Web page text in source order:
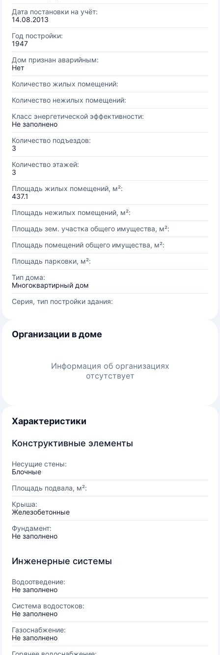
Дата постановки на учёт:
14.08.2013
Год постройки:
1947
Дом признан аварийным:
Нет
Количество жилых помещений:
Количество нежилых помещений:
Класс энергетической эффективности:
Не заполнено
Количество подъездов:
3
Количество этажей:
3
Площадь жилых помещений, м²:
437.1
Площадь нежилых помещений, м²:
Площадь зем. участка общего имущества, м²:
Площадь помещений общего имущества, м²:
Площадь парковки, м²:
Тип дома:
Многоквартирный дом
Серия, тип постройки здания:
Организации в доме
Информация об организациях
отсутствует
Характеристики
Конструктивные элементы
Несущие стены:
Блочные
Площадь подвала, м²:
Крыша:
Железобетонные
Фундамент:
Не заполнено
Инженерные системы
Водоотведение:
Не заполнено
Система водостоков:
Не заполнено
Газоснабжение:
Не заполнено